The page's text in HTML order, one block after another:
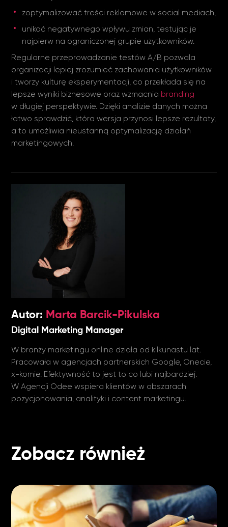
zoptymalizować treści reklamowe w social mediach,
unikać negatywnego wpływu zmian, testując je
najpierw na ograniczonej grupie użytkowników.
Regularne przeprowadzanie testów A/B pozwala
organizacji lepiej zrozumieć zachowania użytkowników
i tworzy kulturę eksperymentacji, co przekłada się na
lepsze wyniki biznesowe oraz wzmacnia branding
w długiej perspektywie. Dzięki analizie danych można
łatwo sprawdzić, która wersja przynosi lepsze rezultaty,
a to umożliwia nieustanną optymalizację działań
marketingowych.
Marta Barcik-Pikulska
Digital Marketing Manager
W branży marketingu online działa od kilkunastu lat.
Pracowała w agencjach partnerskich Google, Onecie,
x-komie. Efektywność to jest to co lubi najbardziej.
W Agencji Odee wspiera klientów w obszarach
pozycjonowania, analityki i content marketingu.
Zobacz również